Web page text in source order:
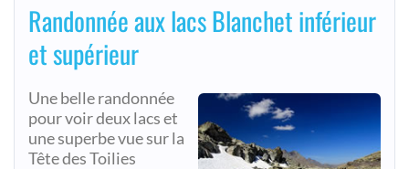
Randonnée aux lacs Blanchet inférieur
et supérieur
Une belle randonnée
pour voir deux lacs et
une superbe vue sur la
Tête des Toilies